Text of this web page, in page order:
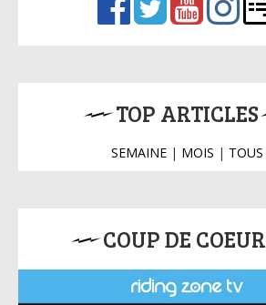
TOP ARTICLES
SEMAINE| MOIS | TOUS
COUP DE COEUR